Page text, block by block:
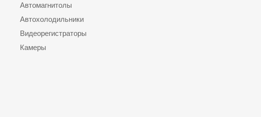
Автомагнитолы
Автохолодильники
Видеорегистраторы
Камеры